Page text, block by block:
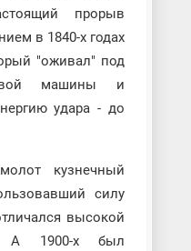
прорыв
в 1840-х годах
"оживал" под
машины и
удара - до
кузнечный
силу
высокой
А 1900-х был